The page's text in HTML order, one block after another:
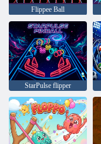
Flippee Ball
StarPulse flipper